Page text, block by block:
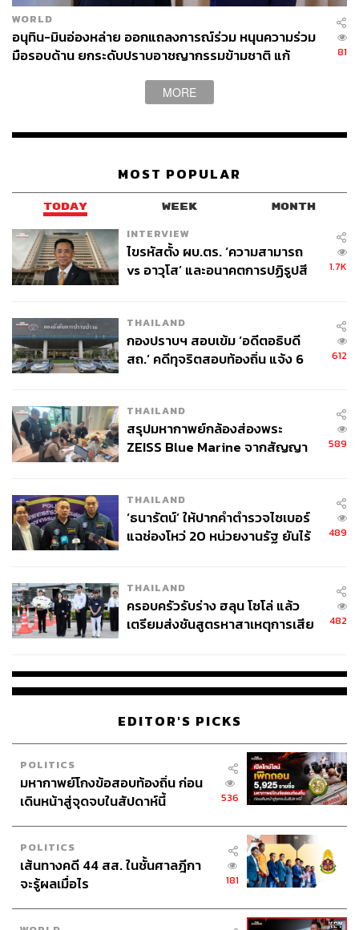
WORLD
อนุทิน-มินอ่องหล่าย ออกแถลงการณ์ร่วม หนุนความร่วม
มือรอบด้าน ยกระดับปราบอาชญากรรมข้ามชาติ แก้
81
MORE
MOST POPULAR
TODAY WEEK MONTH
INTERVIEW
ไขรหัสตั้ง ผบ.ตร. ‘ความสามารถ
vs อาวุโส’ และอนาคตการปฏิรูปสี
1.7K
THAILAND
กองปราบฯ สอบเข้ม ‘อดีตอธิบดี
สถ.’ คดีทุจริตสอบท้องถิ่น แจ้ง 6
612
THAILAND
สรุปมหากาพย์กล้องส่องพระ
ZEISS Blue Marine จากสัญญา
จ่ายหนี้-แอบระบุแบรนด์
589
THAILAND
‘ธนารัตน์’ ให้ปากคำตำรวจไซเบอร์
แฉช่องโหว่ 20 หน่วยงานรัฐ ยันไร้
489
THAILAND
ครอบครัวรับร่าง ฮลุน โซโล่ แล้ว
เตรียมส่งชันสูตรหาสาเหตุการเสีย
482
EDITOR'S PICKS
POLITICS
มหากาพย์โกงข้อสอบท้องถิ่น ก่อน
เดินหน้าสู่จุดจบในสัปดาห์นี้
536
POLITICS
เส้นทางคดี 44 สส. ในชั้นศาลฎีกา
จะรู้ผลเมื่อไร
181